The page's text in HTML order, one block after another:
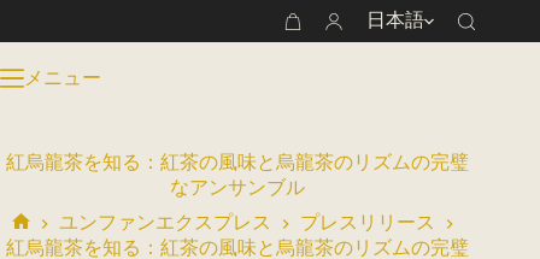
ン
ス
ッ
プ
シ
グ
カ
ト
日本語
メニュー
紅烏龍茶を知る：紅茶の風味と烏龍茶のリズムの完璧
なアンサンブル
ホ
ユンファンエクスプレス
プレスリリース
紅烏龍茶を知る：紅茶の風味と烏龍茶のリズムの完璧